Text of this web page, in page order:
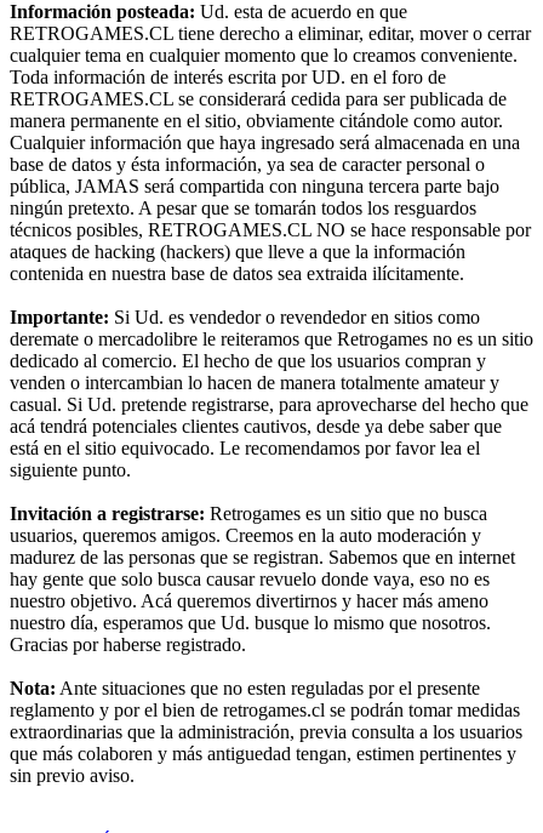
Información posteada: Ud. esta de acuerdo en que
RETROGAMES.CL tiene derecho a eliminar, editar, mover o cerrar
cualquier tema en cualquier momento que lo creamos conveniente.
Toda información de interés escrita por UD. en el foro de
RETROGAMES.CL se considerará cedida para ser publicada de
manera permanente en el sitio, obviamente citándole como autor.
Cualquier información que haya ingresado será almacenada en una
base de datos y ésta información, ya sea de caracter personal o
pública, JAMAS será compartida con ninguna tercera parte bajo
ningún pretexto. A pesar que se tomarán todos los resguardos
técnicos posibles, RETROGAMES.CL NO se hace responsable por
ataques de hacking (hackers) que lleve a que la información
contenida en nuestra base de datos sea extraida ilícitamente.
Importante: Si Ud. es vendedor o revendedor en sitios como
deremate o mercadolibre le reiteramos que Retrogames no es un sitio
dedicado al comercio. El hecho de que los usuarios compran y
venden o intercambian lo hacen de manera totalmente amateur y
casual. Si Ud. pretende registrarse, para aprovecharse del hecho que
acá tendrá potenciales clientes cautivos, desde ya debe saber que
está en el sitio equivocado. Le recomendamos por favor lea el
siguiente punto.
Invitación a registrarse: Retrogames es un sitio que no busca
usuarios, queremos amigos. Creemos en la auto moderación y
madurez de las personas que se registran. Sabemos que en internet
hay gente que solo busca causar revuelo donde vaya, eso no es
nuestro objetivo. Acá queremos divertirnos y hacer más ameno
nuestro día, esperamos que Ud. busque lo mismo que nosotros.
Gracias por haberse registrado.
Nota: Ante situaciones que no esten reguladas por el presente
reglamento y por el bien de retrogames.cl se podrán tomar medidas
extraordinarias que la administración, previa consulta a los usuarios
que más colaboren y más antiguedad tengan, estimen pertinentes y
sin previo aviso.